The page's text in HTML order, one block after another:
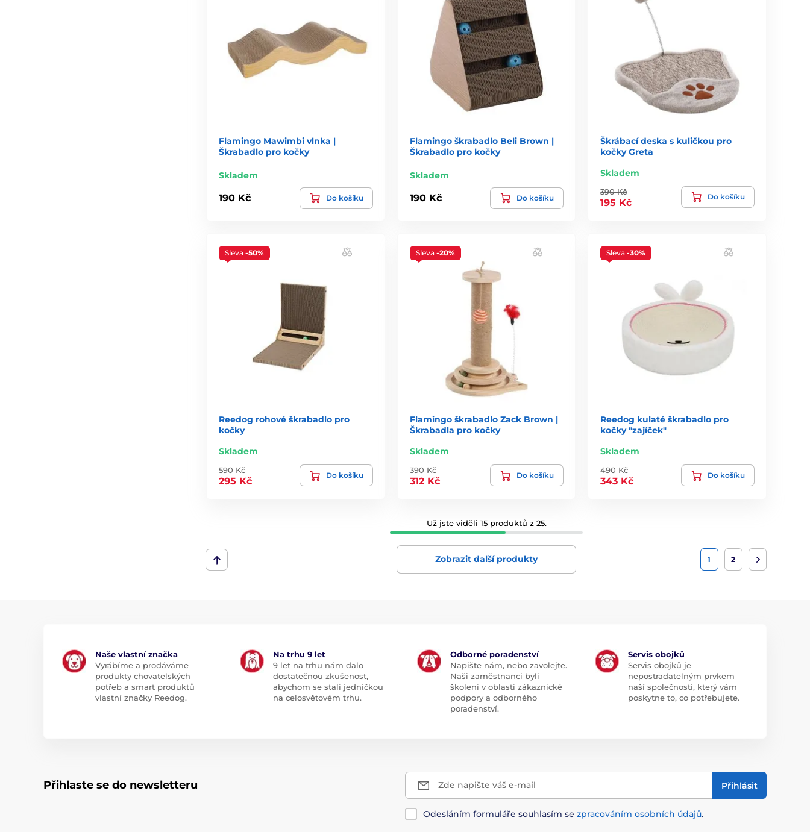
Flamingo Mawimbi vlnka |
Škrabadlo pro kočky
Skladem
190 Kč Do košíku
Flamingo škrabadlo Beli Brown |
Škrabadlo pro kočky
Skladem
190 Kč Do košíku
Škrábací deska s kuličkou pro
kočky Greta
Skladem
390 Kč
195 Kč
Do košíku
Sleva -50%
Reedog rohové škrabadlo pro
kočky
Skladem
590 Kč
295 Kč
Do košíku
Sleva -20%
Flamingo škrabadlo Zack Brown |
Škrabadla pro kočky
Skladem
390 Kč
312 Kč
Do košíku
Sleva-30%
Reedog kulaté škrabadlo pro
kočky "zajíček"
Skladem
490 Kč
343 Kč
Do košíku
Už jste viděli 15 produktů z 25.
Zobrazit další produkty 1 2
Naše vlastní značka
Vyrábíme a prodáváme
produkty chovatelských
potřeb a smart produktů
vlastní značky Reedog.
Na trhu 9 let
9 let na trhu nám dalo
dostatečnou zkušenost,
abychom se stali jedničkou
na celosvětovém trhu.
Odborné poradenství
Napište nám, nebo zavolejte.
Naši zaměstnanci byli
školeni v oblasti zákaznické
podpory a odborného
poradenství.
Servis obojků
Servis obojků je
nepostradatelným prvkem
naší společnosti, který vám
poskytne to, co potřebujete.
Přihlaste se do newsletteru Zde napište váš e-mail Přihlásit
Odesláním formuláře souhlasím se zpracováním osobních údajů.